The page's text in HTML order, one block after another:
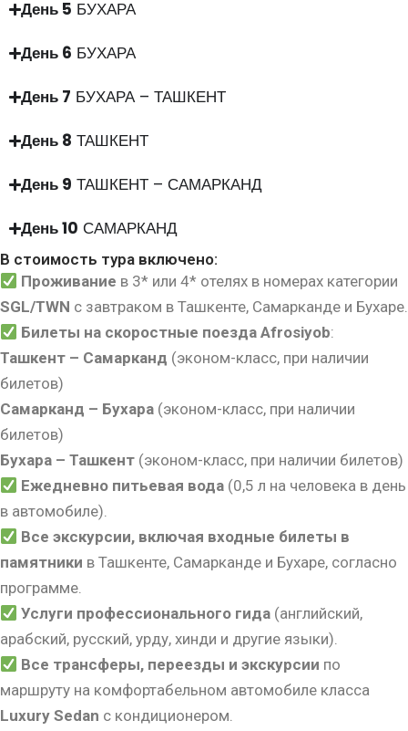
День 5 БУХАРА
День 6 БУХАРА
День 7 БУХАРА – ТАШКЕНТ
День 8 ТАШКЕНТ
День 9 ТАШКЕНТ – САМАРКАНД
День 10 САМАРКАНД
В стоимость тура включено:
Проживание в 3* или 4* отелях в номерах категории
SGL/TWN с завтраком в Ташкенте, Самарканде и Бухаре.
Билеты на скоростные поезда Afrosiyob:
Ташкент – Самарканд (эконом-класс, при наличии
билетов)
Самарканд – Бухара (эконом-класс, при наличии
билетов)
Бухара – Ташкент (эконом-класс, при наличии билетов)
Ежедневно питьевая вода (0,5 л на человека в день
в автомобиле).
Все экскурсии, включая входные билеты в
памятники в Ташкенте, Самарканде и Бухаре, согласно
программе.
Услуги профессионального гида (английский,
арабский, русский, урду, хинди и другие языки).
Все трансферы, переезды и экскурсии по
маршруту на комфортабельном автомобиле класса
Luxury Sedan с кондиционером.